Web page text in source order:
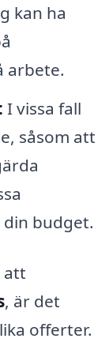
kan ha
arbete.
I vissa fall
såsom att
budget.
att
, är det
offerter.